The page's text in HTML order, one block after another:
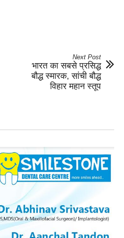
Next Post
भारत का सबसे प्रसिद्ध
बौद्ध स्मारक, सांची बौद्ध
विहार महान स्तूप